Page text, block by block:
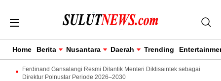
Home Berita Nusantara Daerah Trending
Ferdinand Gansalangi Resmi Dilantik Menteri Diktisaintek sebagai
Direktur Polnustar Periode 2026–2030